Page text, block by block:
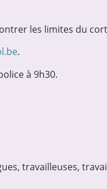
les limites du
.
à 9h30.
travailleuses,